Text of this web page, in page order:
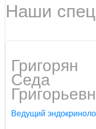
Наши
Григорян
Седа
Ведущий